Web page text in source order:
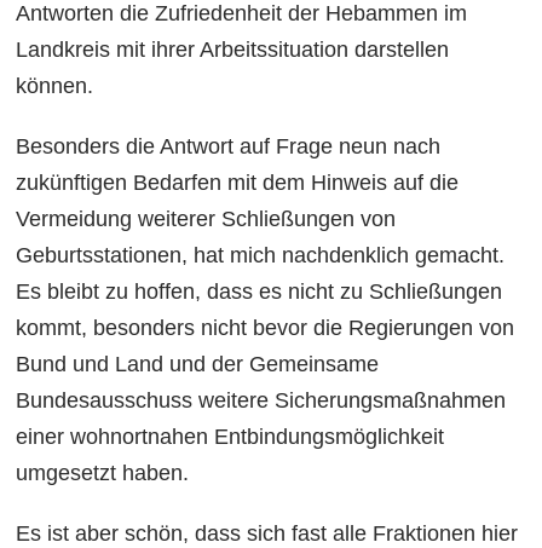
Antworten die Zufriedenheit der Hebammen im
Landkreis mit ihrer Arbeitssituation darstellen
können.
Besonders die Antwort auf Frage neun nach
zukünftigen Bedarfen mit dem Hinweis auf die
Vermeidung weiterer Schließungen von
Geburtsstationen, hat mich nachdenklich gemacht.
Es bleibt zu hoffen, dass es nicht zu Schließungen
kommt, besonders nicht bevor die Regierungen von
Bund und Land und der Gemeinsame
Bundesausschuss weitere Sicherungsmaßnahmen
einer wohnortnahen Entbindungsmöglichkeit
umgesetzt haben.
Es ist aber schön, dass sich fast alle Fraktionen hier